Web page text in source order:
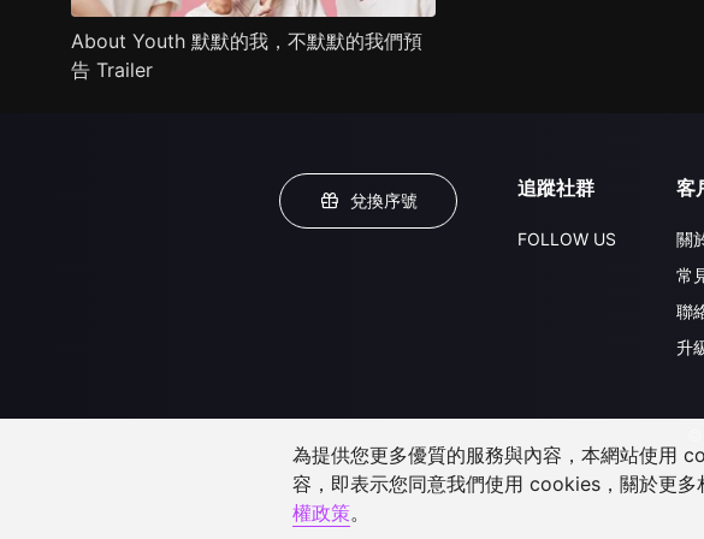
About Youth 默默的我，不默默的我們預
告 Trailer
兌換序號
追蹤社群
FOLLOW US
客
關
常
聯
升
為提供您更多優質的服務與內容，本網站使用
容，即表示您同意我們使用 cookies，關於更
權政策。